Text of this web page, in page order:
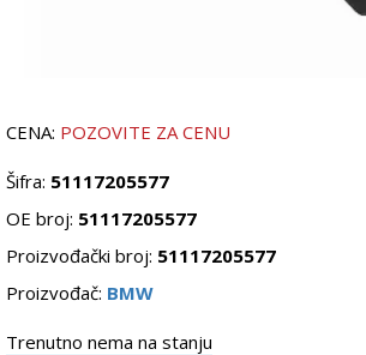
CENA: POZOVITE ZA CENU
Šifra: 51117205577
OE broj: 51117205577
Proizvođački broj: 51117205577
Proizvođač: BMW
Trenutno nema na stanju